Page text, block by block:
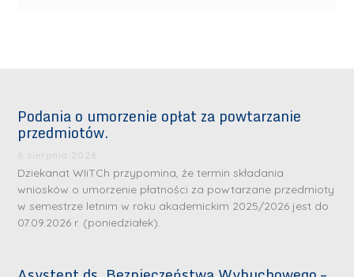
Podania o umorzenie opłat za powtarzanie
przedmiotów.
6 sierpnia 2026
Dziekanat WIiTCh przypomina, że termin składania
wniosków o umorzenie płatności za powtarzane przedmioty
w semestrze letnim w roku akademickim 2025/2026 jest do
07.09.2026 r. (poniedziałek).